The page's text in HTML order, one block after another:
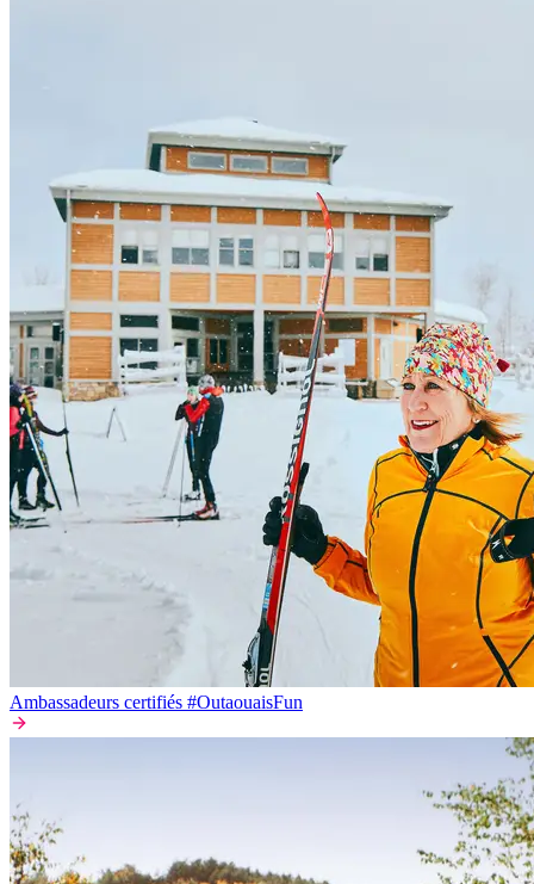
Ambassadeurs certifiés #OutaouaisFun